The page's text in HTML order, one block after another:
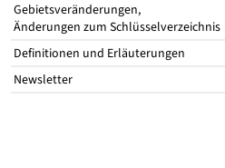
Gebietsveränderungen,
Änderungen zum Schlüsselverzeichnis
Definitionen und Erläuterungen
Newsletter